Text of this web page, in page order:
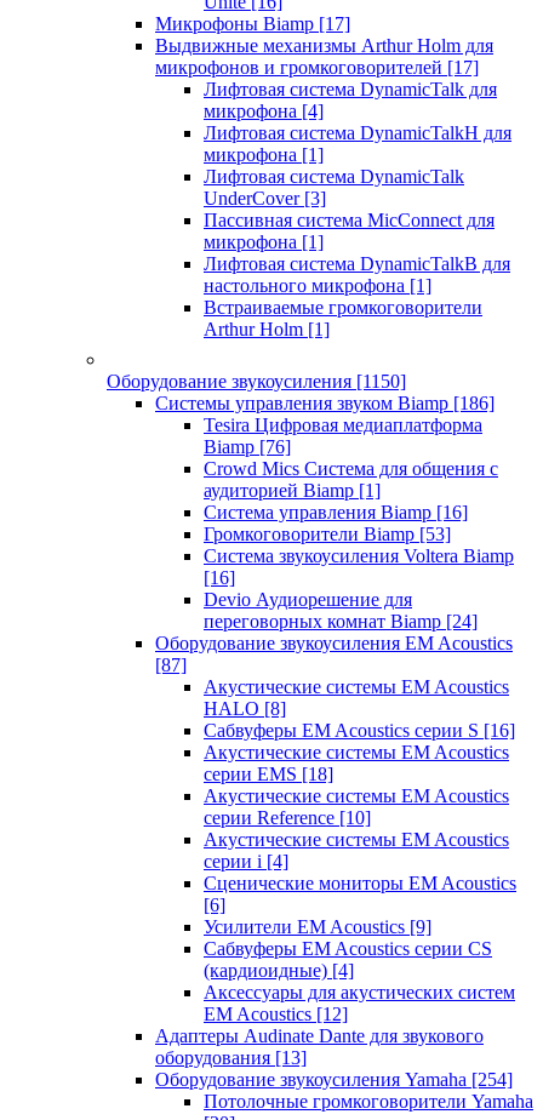
Микрофоны Biamp [17]
Выдвижные механизмы Arthur Holm для
микрофонов и громкоговорителей [17]
Лифтовая система DynamicTalk для
микрофона [4]
Лифтовая система DynamicTalkH для
микрофона [1]
Лифтовая система DynamicTalk
UnderCover [3]
Пассивная система MicConnect для
микрофона [1]
Лифтовая система DynamicTalkB для
настольного микрофона [1]
Встраиваемые громкоговорители
Arthur Holm [1]
Оборудование звукоусиления [1150]
Системы управления звуком Biamp [186]
Tesira Цифровая медиаплатформа
Biamp [76]
Crowd Mics Система для общения с
аудиторией Biamp [1]
Система управления Biamp [16]
Громкоговорители Biamp [53]
Система звукоусиления Voltera Biamp
[16]
Devio Аудиорешение для
переговорных комнат Biamp [24]
Оборудование звукоусиления EM Acoustics
[87]
Акустические системы EM Acoustics
HALO [8]
Сабвуферы EM Acoustics серии S [16]
Акустические системы EM Acoustics
серии EMS [18]
Акустические системы EM Acoustics
серии Reference [10]
Акустические системы EM Acoustics
серии i [4]
Сценические мониторы EM Acoustics
[6]
Усилители EM Acoustics [9]
Сабвуферы EM Acoustics серии CS
(кардиоидные) [4]
Аксессуары для акустических систем
EM Acoustics [12]
Адаптеры Audinate Dante для звукового
оборудования [13]
Оборудование звукоусиления Yamaha [254]
Потолочные громкоговорители Yamaha